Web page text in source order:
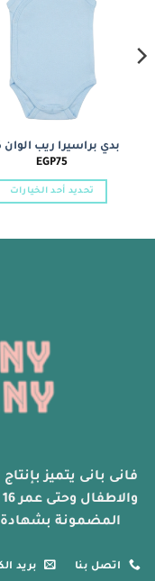
بدي براسيرا ريب
EGP75
تحديد أحد الخيارات
يمكن
اختيار
الخيارات
على
فانى بانى يتميز
المضمونة بشهادة الايزو رقم (
اتصل بنا بريد